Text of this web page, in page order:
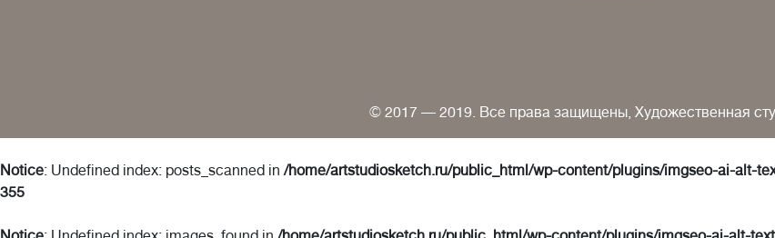
© 2017 — 2019. Все права защищены, Художественная
Notice: Undefined index: posts_scanned in /home/artstudiosketch.ru/public_html/wp-content/plugins/imgseo-ai-alt-
355